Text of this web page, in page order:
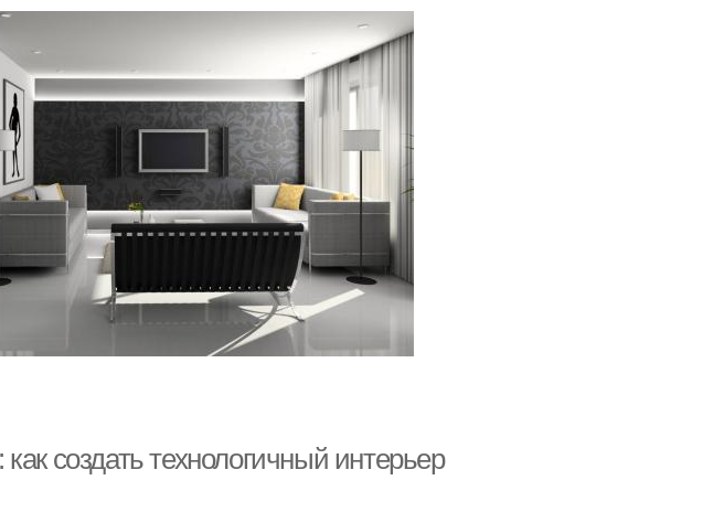
создать технологичный интерьер